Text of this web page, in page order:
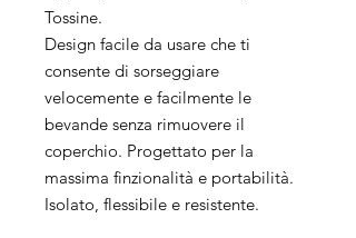
Tossine.
Design facile da usare che ti
consente di sorseggiare
velocemente e facilmente le
bevande senza rimuovere il
coperchio. Progettato per la
massima finzionalità e portabilità.
Isolato, flessibile e resistente.